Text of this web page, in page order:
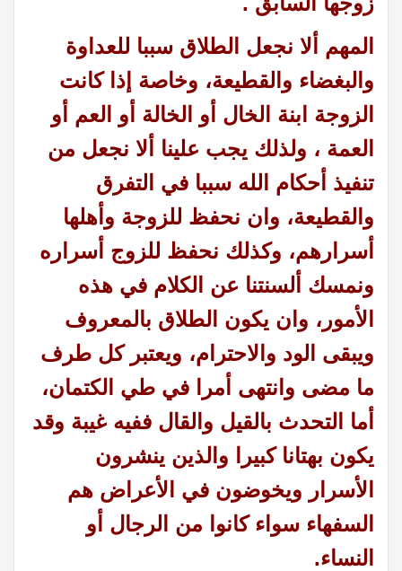
المهم ألا نجعل الطلاق سببا للعداوة
والبغضاء والقطيعة، وخاصة إذا كانت
الزوجة ابنة الخال أو الخالة أو العم أو
العمة ، ولذلك يجب علينا ألا نجعل من
تنفيذ أحكام الله سببا في التفرق
والقطيعة، وان نحفظ للزوجة وأهلها
أسرارهم، وكذلك نحفظ للزوج أسراره
ونمسك ألسنتنا عن الكلام في هذه
الأمور، وان يكون الطلاق بالمعروف
ويبقى الود والاحترام، ويعتبر كل طرف
ما مضى وانتهى أمرا في طي الكتمان،
أما التحدث بالقيل والقال ففيه غيبة وقد
يكون بهتانا كبيرا والذين ينشرون
الأسرار ويخوضون في الأعراض هم
السفهاء سواء كانوا من الرجال أو
النساء.